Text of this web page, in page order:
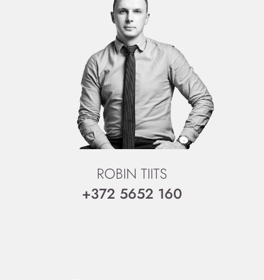
ROBIN TIITS
+372 5652 160